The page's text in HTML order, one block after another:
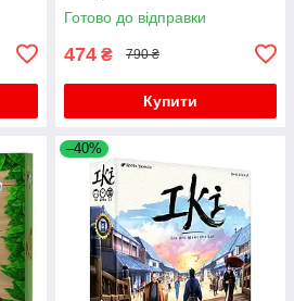
Готово до відправки
474 ₴ 790 ₴
Купити
–40%